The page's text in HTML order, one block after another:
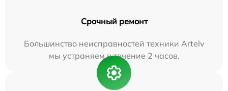
Срочный ремонт
Большинство неисправностей техники Artelv
мы устраняем в течение 2 часов.